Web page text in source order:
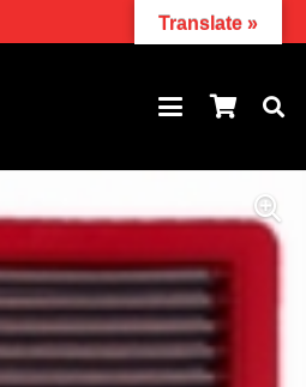
Translate »